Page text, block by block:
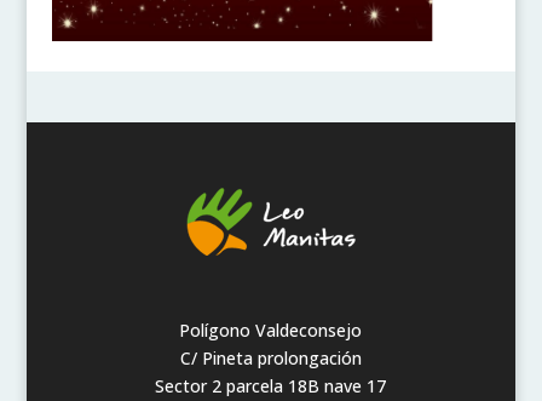
Polígono Valdeconsejo
C/ Pineta prolongación
Sector 2 parcela 18B nave 17